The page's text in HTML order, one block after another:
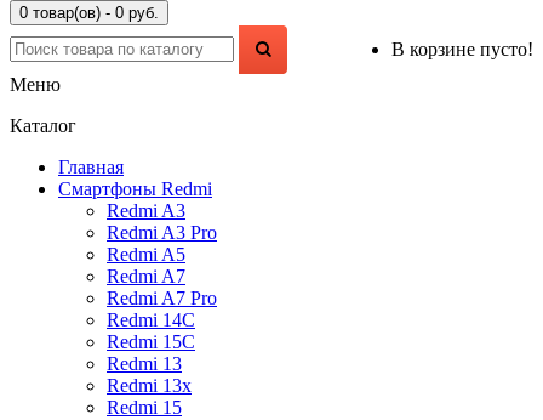
0 товар(ов) - 0 руб.
В корзине пусто!
Меню
Каталог
Главная
Смартфоны Redmi
Redmi A3
Redmi A3 Pro
Redmi A5
Redmi A7
Redmi A7 Pro
Redmi 14C
Redmi 15C
Redmi 13
Redmi 13x
Redmi 15